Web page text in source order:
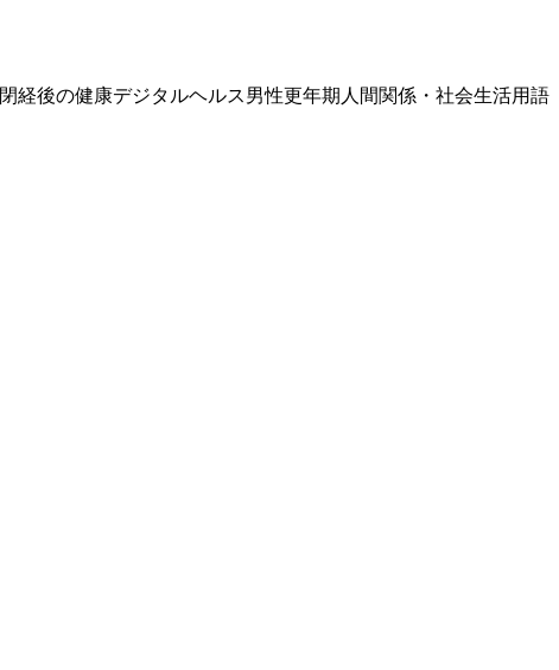
閉経後の健康デジタルヘルス男性更年期 人間関係・社会生活用語